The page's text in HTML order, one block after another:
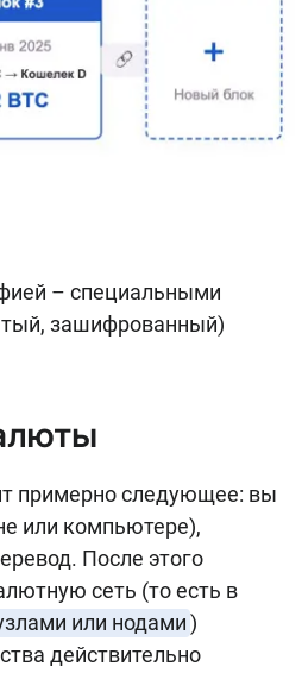
– специальными
зашифрованный)
примерно следующее: вы
или компьютере),
После этого
сеть (то есть в
или нодами)
действительно